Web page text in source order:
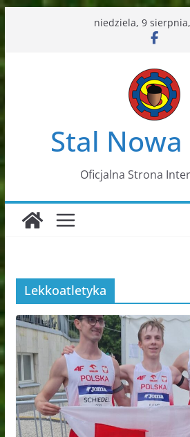
niedziela, 9
Stal Nowa
Oficjalna Strona
Lekkoatletyka